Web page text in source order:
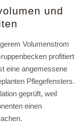
und
Volumenstrom
profitiert
eine angemessene
Pflegefensters.
geprüft, weil
einen